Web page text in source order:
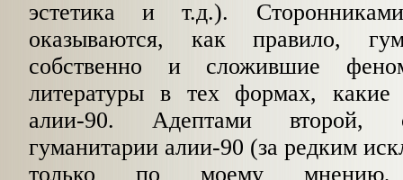
эстетика и т.д.).
оказываются, как правило,
собственно и сложившие
литературы в тех формах, какие
алии-90. Адептами второй,
гуманитарии алии-90 (за редким
только по моему